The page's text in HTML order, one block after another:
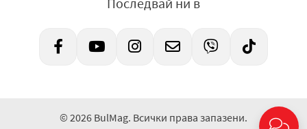
© 2026 BulMag. Всички права запазени.